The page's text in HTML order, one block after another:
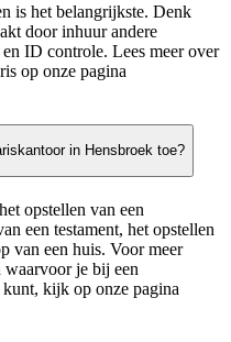
is het belangrijkste. Denk
door inhuur andere
ID controle. Lees meer over
op onze pagina
in Hensbroek toe?
opstellen van een
een testament, het opstellen
van een huis. Voor meer
waarvoor je bij een
kijk op onze pagina